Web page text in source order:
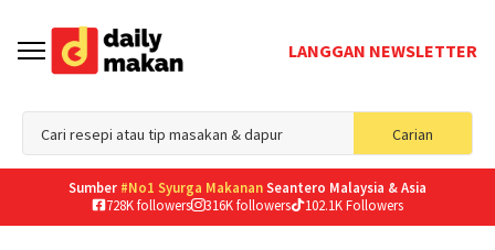
LANGGAN NEWSLETTER
Carian
for:
Sumber #No1 Syurga MakananSeantero Malaysia & Asia
728K followers
316K followers 102.1K Followers